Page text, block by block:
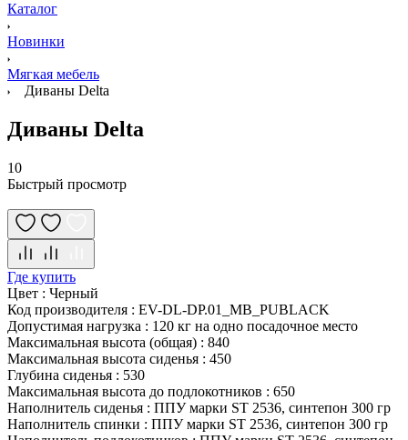
Каталог
Новинки
Мягкая мебель
Диваны Delta
Диваны Delta
10
Быстрый просмотр
Где купить
Цвет : Черный
Код производителя : EV-DL-DP.01_MB_PUBLACK
Допустимая нагрузка : 120 кг на одно посадочное место
Максимальная высота (общая) : 840
Максимальная высота сиденья : 450
Глубина сиденья : 530
Максимальная высота до подлокотников : 650
Наполнитель сиденья : ППУ марки ST 2536, синтепон 300 гр
Наполнитель спинки : ППУ марки ST 2536, синтепон 300 гр